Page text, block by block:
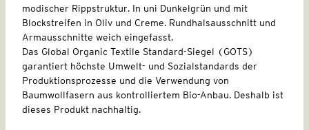
modischer Rippstruktur. In uni Dunkelgrün und mit
Blockstreifen in Oliv und Creme. Rundhalsausschnitt und
Armausschnitte weich eingefasst.
Das Global Organic Textile Standard-Siegel (GOTS)
garantiert höchste Umwelt- und Sozialstandards der
Produktionsprozesse und die Verwendung von
Baumwollfasern aus kontrolliertem Bio-Anbau. Deshalb ist
dieses Produkt nachhaltig.